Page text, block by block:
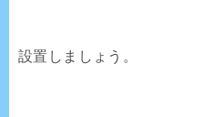
設置しましょう。